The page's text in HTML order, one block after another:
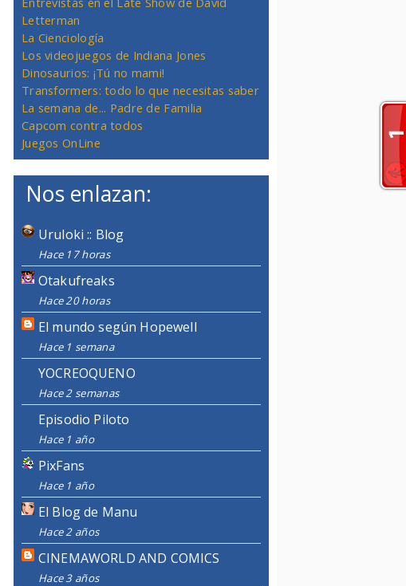
Letterman
La Cienciología
Los videojuegos de Indiana Jones
Dinosaurios: ¡Tú no mami!
Transformers: todo lo que necesitas saber
La semana de... Padre de Familia
Capcom contra todos
Juegos OnLine
Nos enlazan:
Uruloki :: Blog
Hace 17 horas
Otakufreaks
Hace 20 horas
El mundo según Hopewell
Hace 1 semana
YOCREOQUENO
Hace 2 semanas
Episodio Piloto
Hace 1 año
PixFans
Hace 1 año
El Blog de Manu
Hace 2 años
CINEMAWORLD AND COMICS
Hace 3 años